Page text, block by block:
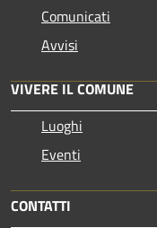
Comunicati
Avvisi
VIVERE IL COMUNE
Luoghi
Eventi
CONTATTI